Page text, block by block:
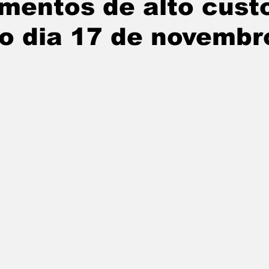
de alto
dia 17 de